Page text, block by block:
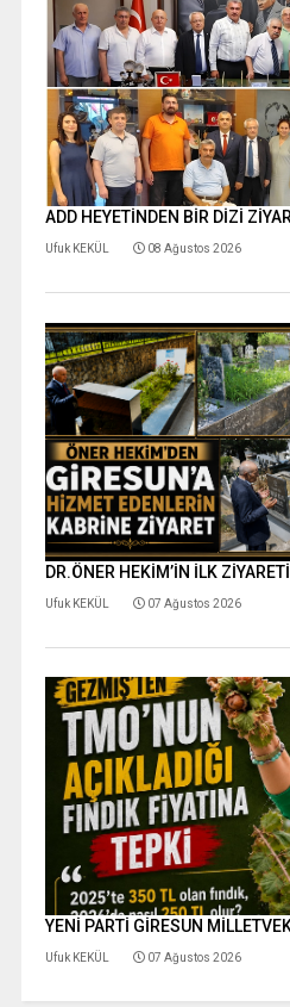
ADD HEYETİNDEN BİR DİZİ
Ufuk KEKÜL 08 Ağustos 2026
DR.ÖNER HEKİM’İN İLK
Ufuk KEKÜL 07 Ağustos 2026
YENİ PARTİ GİRESUN
Ufuk KEKÜL 07 Ağustos 2026